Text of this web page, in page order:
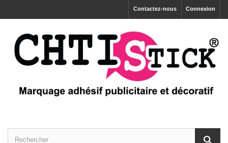
Connexion
Contactez-nous